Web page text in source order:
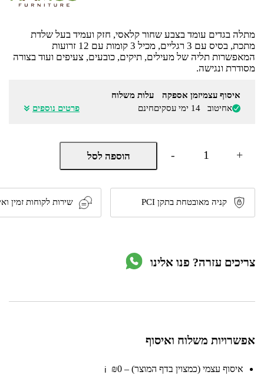
₪89.
₪75.
מתלה בגדים עומד בצבע שחור קלאסי, חזק ועמיד בעל שלדת
מתכת, בסיס עם 3 רגליים, מכיל 3 קומות עם 12 זרועות
המאפשרות תליה של מעילים, תיקים, כובעים, צעיפים ועוד בצורה
מסודרת ונגישה.
איסוף עצמי
אחיטוב
זמן אספקה
14 ימי עסקים
עלות משלוח
חינם
פרטים נוספים
-
כמות
מתלה
דקורטיבי
עומד
דגם
PTC-
Ramos
+ הוספה לסל
קניה מאובטחת בתקן PCI שירות לקוחות זמין
צריכים עזרה? פנו אלינו
אפשרויות משלוח ואיסוף
איסוף עצמי (כמצוין בדף המוצר) – ₪0 ℹ️